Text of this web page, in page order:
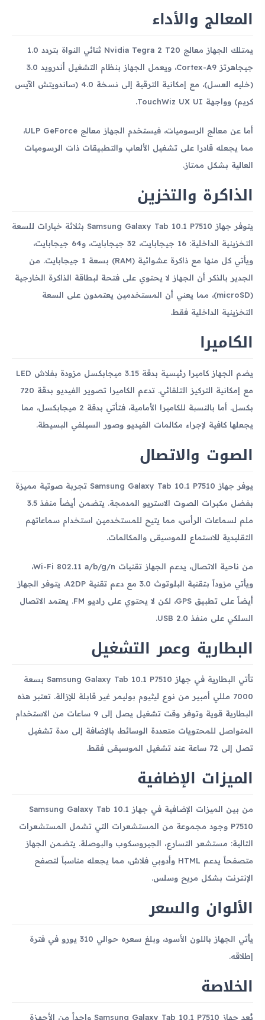
المعالج والأداء
يمتلك الجهاز معالج Nvidia Tegra 2 T20 ثنائي النواة بتردد 1.0
جيجاهرتز Cortex-A9، ويعمل الجهاز بنظام التشغيل أندرويد 3.0
(خليه العسل)، مع إمكانية الترقية إلى نسخة 4.0 (ساندويتش الآيس
كريم) وواجهة TouchWiz UX UI.
أما عن معالج الرسوميات، فيستخدم الجهاز معالج ULP GeForce،
مما يجعله قادرا على تشغيل الألعاب والتطبيقات ذات الرسوميات
العالية بشكل ممتاز.
الذاكرة والتخزين
يتوفر جهاز Samsung Galaxy Tab 10.1 P7510 بثلاثة خيارات للسعة
التخزينية الداخلية: 16 جيجابايت، 32 جيجابايت، و64 جيجابايت،
ويأتي كل منها مع ذاكرة عشوائية (RAM) بسعة 1 جيجابايت. من
الجدير بالذكر أن الجهاز لا يحتوي على فتحة لبطاقة الذاكرة الخارجية
(microSD)، مما يعني أن المستخدمين يعتمدون على السعة
التخزينية الداخلية فقط.
الكاميرا
يضم الجهاز كاميرا رئيسية بدقة 3.15 ميجابكسل مزودة بفلاش LED
مع إمكانية التركيز التلقائي. تدعم الكاميرا تصوير الفيديو بدقة 720
بكسل. أما بالنسبة للكاميرا الأمامية، فتأتي بدقة 2 ميجابكسل، مما
يجعلها كافية لإجراء مكالمات الفيديو وصور السيلفي البسيطة.
الصوت والاتصال
يوفر جهاز Samsung Galaxy Tab 10.1 P7510 تجربة صوتية مميزة
بفضل مكبرات الصوت الاستريو المدمجة. يتضمن أيضاً منفذ 3.5
ملم لسماعات الرأس، مما يتيح للمستخدمين استخدام سماعاتهم
التقليدية للاستماع للموسيقى والمكالمات.
من ناحية الاتصال، يدعم الجهاز تقنيات Wi-Fi 802.11 a/b/g/n،
ويأتي مزوداً بتقنية البلوتوث 3.0 مع دعم تقنية A2DP. يتوفر الجهاز
أيضاً على تطبيق GPS، لكن لا يحتوي على راديو FM. يعتمد الاتصال
السلكي على منفذ USB 2.0.
البطارية وعمر التشغيل
تأتي البطارية في جهاز Samsung Galaxy Tab 10.1 P7510 بسعة
7000 مللي أمبير من نوع ليثيوم بوليمر غير قابلة للإزالة. تعتبر هذه
البطارية قوية وتوفر وقت تشغيل يصل إلى 9 ساعات من الاستخدام
المتواصل للمحتويات متعددة الوسائط، بالإضافة إلى مدة تشغيل
تصل إلى 72 ساعة عند تشغيل الموسيقى فقط.
الميزات الإضافية
من بين الميزات الإضافية في جهاز Samsung Galaxy Tab 10.1
P7510 وجود مجموعة من المستشعرات التي تشمل المستشعرات
التالية: مستشعر التسارع، الجيروسكوب والبوصلة. يتضمن الجهاز
متصفحاً يدعم HTML وأدوبي فلاش، مما يجعله مناسباً لتصفح
الإنترنت بشكل مريح وسلس.
الألوان والسعر
يأتي الجهاز باللون الأسود، وبلغ سعره حوالي 310 يورو في فترة
إطلاقه.
الخلاصة
يُعد جهاز Samsung Galaxy Tab 10.1 P7510 واحداً من الأجهزة